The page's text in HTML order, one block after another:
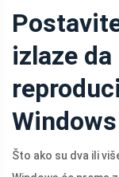
izlaze
Što ako su dva ili